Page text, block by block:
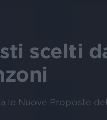
scelti
le Nuove Proposte